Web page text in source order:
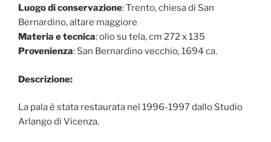
Luogo di conservazione: Trento, chiesa di San
Bernardino, altare maggiore
Materia e tecnica: olio su tela, cm 272 x 135
Provenienza: San Bernardino vecchio, 1694 ca.
Descrizione:
La pala è stata restaurata nel 1996-1997 dallo Studio
Arlango di Vicenza.